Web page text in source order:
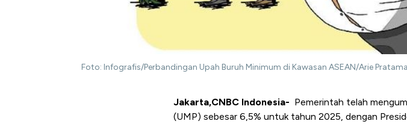
Foto: Infografis/Perbandingan Upah Buruh Minimum di Kawasan ASEAN/Arie Pratama
Jakarta,CNBC Indonesia- Pemerintah telah
(UMP) sebesar 6,5% untuk tahun 2025, dengan